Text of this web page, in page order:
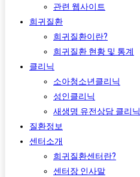
관련 웹사이트
희귀질환
희귀질환이란?
희귀질환 현황 및 통계
클리닉
소아청소년클리닉
성인클리닉
새생명 유전상담 클리닉
질환정보
센터소개
희귀질환센터란?
센터장 인사말